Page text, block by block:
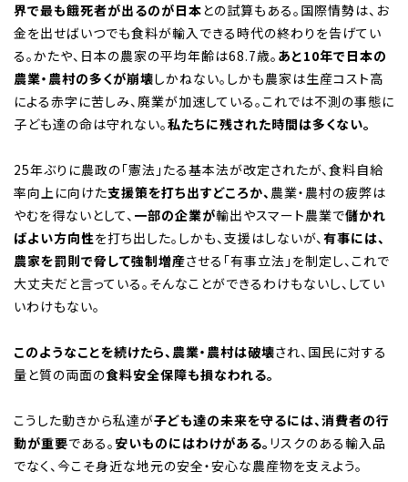
界で最も餓死者が出るのが日本との試算もある。国際情勢は、お
金を出せばいつでも食料が輸入できる時代の終わりを告げてい
る。かたや、日本の農家の平均年齢は68.7歳。 あと10年で日本の
農業・農村の多くが崩壊しかねない。しかも農家は生産コスト高
による赤字に苦しみ、廃業が加速している。これでは不測の事態に
子ども達の命は守れない。私たちに残された時間は多くない。
25年ぶりに農政の「憲法」たる基本法が改定されたが、食料自給
率向上に向けた支援策を打ち出すどころか、 農業・農村の疲弊は
やむを得ないとして、 一部の企業が輸出やスマート農業で儲かれ
ばよい方向性を打ち出した。しかも、支援はしないが、有事には、
農家を罰則で脅して強制増産させる「有事立法」を制定し、これで
大丈夫だと言っている。そんなことができるわけもないし、してい
いわけもない。
このようなことを続けたら、農業・農村は破壊され、国民に対する
量と質の両面の食料安全保障も損なわれる。
こうした動きから私達が子ども達の未来を守るには、消費者の行
動が重要である。 安いものにはわけがある。 リスクのある輸入品
でなく、今こそ身近な地元の安全・安心な農産物を支えよう。